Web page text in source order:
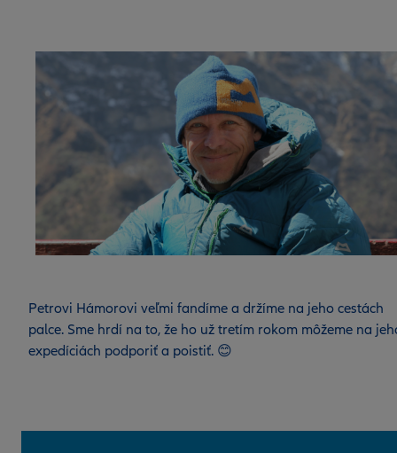
Petrovi Hámorovi veľmi fandíme a držíme na jeho cestách
palce. Sme hrdí na to, že ho už tretím rokom môžeme na
expedíciách podporiť a poistiť. 😊